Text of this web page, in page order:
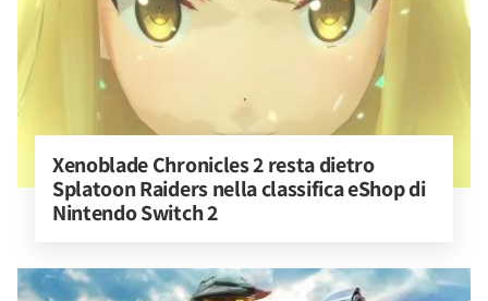
Xenoblade Chronicles 2 resta dietro
Splatoon Raiders nella classifica eShop di
Nintendo Switch 2